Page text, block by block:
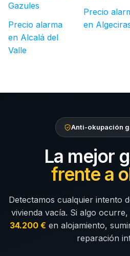
Gazules
Precio alarma
en Alcalá del
Valle
Precio
en
Anti-okupación
La mejor
frente a
Detectamos cualquier intento
vivienda vacía. Si algo
34.200 € en alojamiento,
reparación